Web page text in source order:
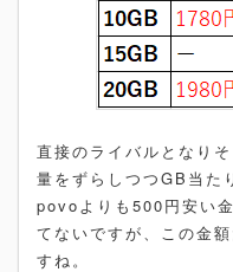
直接のライバルとなり
量をずらしつつGB当た
povoよりも500円安い
てないですが、この金
すね。